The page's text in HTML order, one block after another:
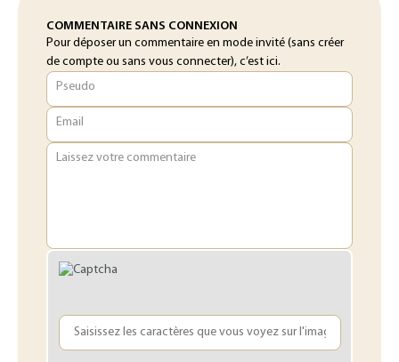
COMMENTAIRE SANS CONNEXION
Pour déposer un commentaire en mode invité (sans créer
de compte ou sans vous connecter), c’est ici.
Pseudo
Email
Laissez votre commentaire